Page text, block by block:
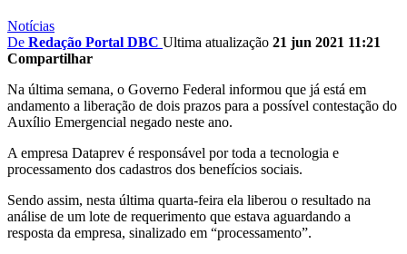
Notícias
De Redação Portal DBC Ultima atualização 21 jun 2021 11:21
Compartilhar
Na última semana, o Governo Federal informou que já está em
andamento a liberação de dois prazos para a possível contestação do
Auxílio Emergencial negado neste ano.
A empresa Dataprev é responsável por toda a tecnologia e
processamento dos cadastros dos benefícios sociais.
Sendo assim, nesta última quarta-feira ela liberou o resultado na
análise de um lote de requerimento que estava aguardando a
resposta da empresa, sinalizado em “processamento”.